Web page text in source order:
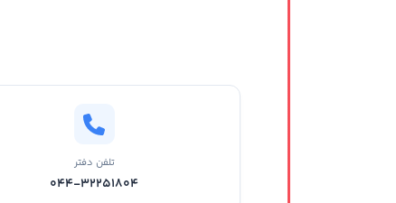
تلفن دفتر
044-32251804